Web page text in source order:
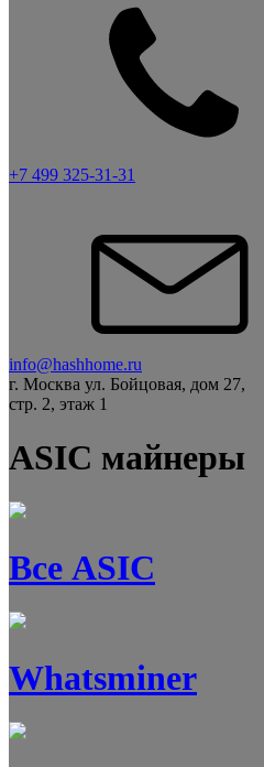
+7 499 325-31-31
info@hashhome.ru
г. Москва ул. Бойцовая, дом 27,
стр. 2, этаж 1
ASIC майнеры
Все ASIC
Whatsminer